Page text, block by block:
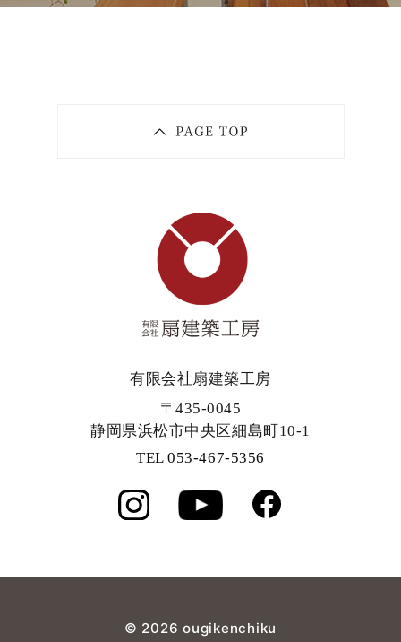
有限会社扇建築工房
〒435-0045
静岡県浜松市中央区細島町10-1
TEL 053-467-5356
© 2026 ougikenchiku